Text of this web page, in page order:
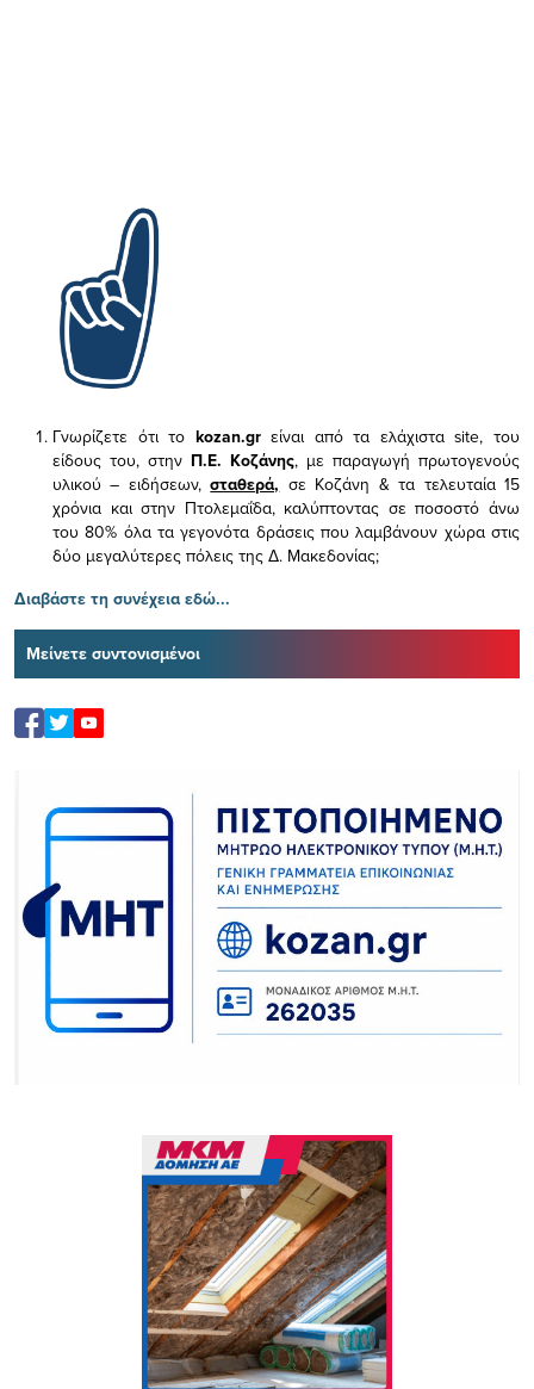
Γνωρίζετε ότι το kozan.gr είναι από τα ελάχισταsite, του
είδους του, στην Π.Ε. Κοζάνης, με παραγωγή πρωτογενούς
υλικού – ειδήσεων,σταθερά, σε Κοζάνη & τα τελευταία 15
χρόνια και στην Πτολεμαΐδα, καλύπτοντας σε ποσοστό άνω
του 80% όλα τα γεγονότα δράσεις που λαμβάνουν χώρα στις
δύο μεγαλύτερες πόλεις της Δ. Μακεδονίας;
Διαβάστε τη συνέχεια εδώ...
Μείνετε συντονισμένοι